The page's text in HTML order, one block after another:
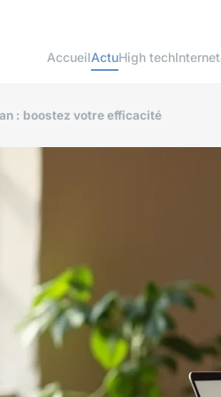
AccueilActuHigh techInternet
: boostez votre efficacité